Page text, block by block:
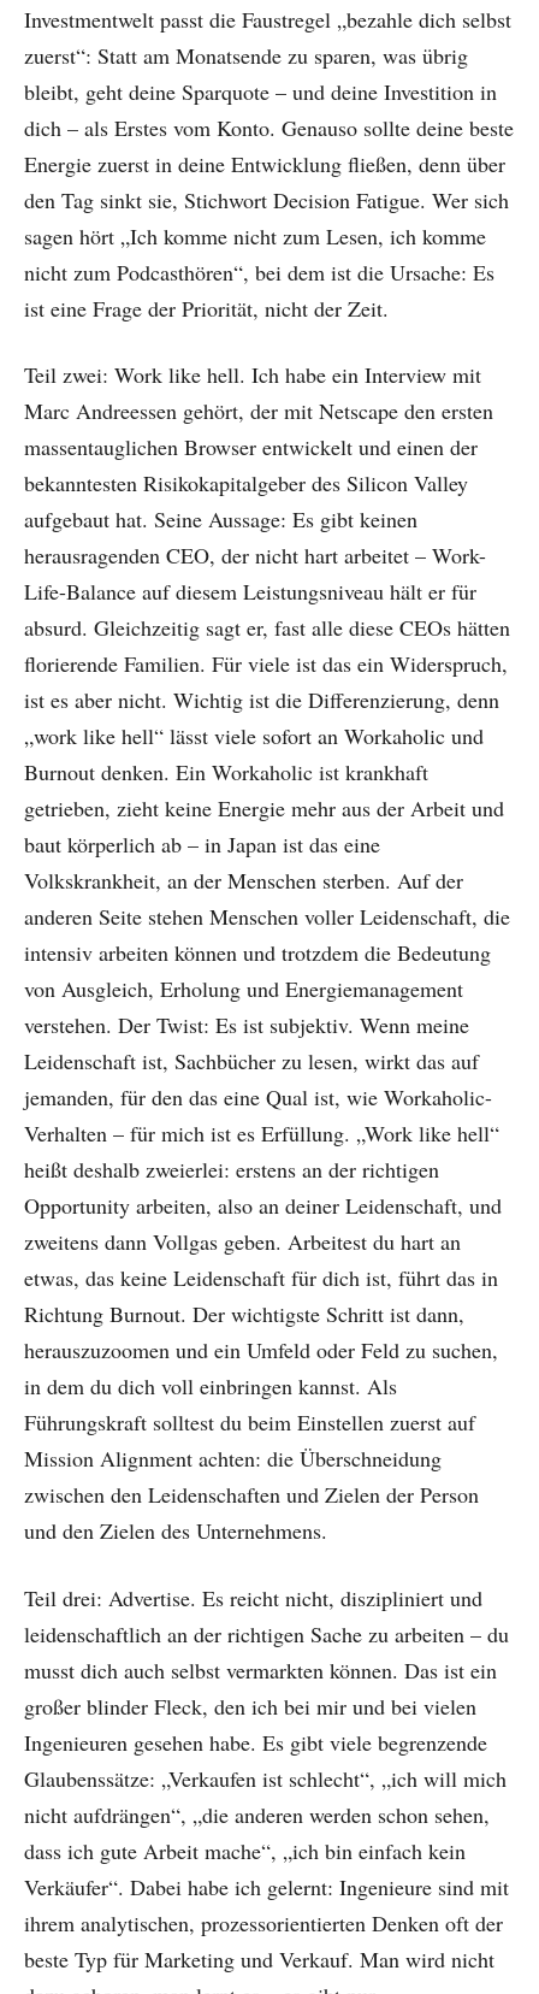
Investmentwelt passt die Faustregel „bezahle dich selbst
zuerst“: Statt am Monatsende zu sparen, was übrig
bleibt, geht deine Sparquote – und deine Investition in
dich – als Erstes vom Konto. Genauso sollte deine beste
Energie zuerst in deine Entwicklung fließen, denn über
den Tag sinkt sie, Stichwort Decision Fatigue. Wer sich
sagen hört „Ich komme nicht zum Lesen, ich komme
nicht zum Podcasthören“, bei dem ist die Ursache: Es
ist eine Frage der Priorität, nicht der Zeit.
Teil zwei: Work like hell. Ich habe ein Interview mit
Marc Andreessen gehört, der mit Netscape den ersten
massentauglichen Browser entwickelt und einen der
bekanntesten Risikokapitalgeber des Silicon Valley
aufgebaut hat. Seine Aussage: Es gibt keinen
herausragenden CEO, der nicht hart arbeitet – Work-
Life-Balance auf diesem Leistungsniveau hält er für
absurd. Gleichzeitig sagt er, fast alle diese CEOs hätten
florierende Familien. Für viele ist das ein Widerspruch,
ist es aber nicht. Wichtig ist die Differenzierung, denn
„work like hell“ lässt viele sofort an Workaholic und
Burnout denken. Ein Workaholic ist krankhaft
getrieben, zieht keine Energie mehr aus der Arbeit und
baut körperlich ab – in Japan ist das eine
Volkskrankheit, an der Menschen sterben. Auf der
anderen Seite stehen Menschen voller Leidenschaft, die
intensiv arbeiten können und trotzdem die Bedeutung
von Ausgleich, Erholung und Energiemanagement
verstehen. Der Twist: Es ist subjektiv. Wenn meine
Leidenschaft ist, Sachbücher zu lesen, wirkt das auf
jemanden, für den das eine Qual ist, wie Workaholic-
Verhalten – für mich ist es Erfüllung. „Work like hell“
heißt deshalb zweierlei: erstens an der richtigen
Opportunity arbeiten, also an deiner Leidenschaft, und
zweitens dann Vollgas geben. Arbeitest du hart an
etwas, das keine Leidenschaft für dich ist, führt das in
Richtung Burnout. Der wichtigste Schritt ist dann,
herauszuzoomen und ein Umfeld oder Feld zu suchen,
in dem du dich voll einbringen kannst. Als
Führungskraft solltest du beim Einstellen zuerst auf
Mission Alignment achten: die Überschneidung
zwischen den Leidenschaften und Zielen der Person
und den Zielen des Unternehmens.
Teil drei: Advertise. Es reicht nicht, diszipliniert und
leidenschaftlich an der richtigen Sache zu arbeiten – du
musst dich auch selbst vermarkten können. Das ist ein
großer blinder Fleck, den ich bei mir und bei vielen
Ingenieuren gesehen habe. Es gibt viele begrenzende
Glaubenssätze: „Verkaufen ist schlecht“, „ich will mich
nicht aufdrängen“, „die anderen werden schon sehen,
dass ich gute Arbeit mache“, „ich bin einfach kein
Verkäufer“. Dabei habe ich gelernt: Ingenieure sind mit
ihrem analytischen, prozessorientierten Denken oft der
beste Typ für Marketing und Verkauf. Man wird nicht